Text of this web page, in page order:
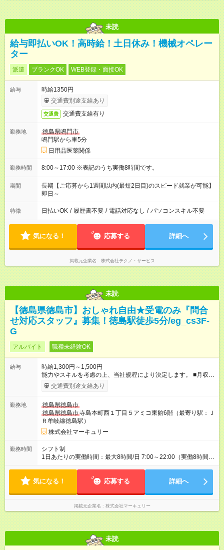
未読
給与即払いOK！高時給！土日休み！機械オペレー
ター
派遣 ブランクOK WEB登録・面接OK
給与
時給1350円
交通費別途支給あり
交通費 交通費支給有り
勤務地
徳島県鳴門市
鳴門駅から車5分
日用品医薬関係
勤務時間 8:00～17:00 ※表記のうち実働8時間です。
期間
長期【ご応募から1週間以内(最短2日目)のスピード就業が可能】
即日～
特徴 日払いOK / 履歴書不要 / 電話対応なし / パソコンスキル不要
気になる！ 応募する 詳細へ
掲載元企業名 株式会社テクノ・サービス
未読
【徳島県徳島市】おしゃれ自由★受電のみ『問合
せ対応スタッフ』募集！徳島駅徒歩5分/eg_cs3F-
G
アルバイト 職種未経験OK
給与
時給1,300円～1,500円
能力やスキルを考慮の上、当社規程により決定します。 ■月収例
（22日勤務の場合） 時給1,300円×1日8時間＝228,800円 【試
用期間】試用期間あり 試用期間の長さ：3ヶ月 雇用形態、給与
交通費別途支給あり
勤務地
徳島県徳島市
徳島県徳島市寺島本町西１丁目５アミコ東館6階（最寄り駅：Ｊ
Ｒ牟岐線徳島駅）
株式会社マーキュリー
勤務時間
シフト制
1日あたりの実働時間：最大8時間/日 7:00～22:00（実働8時間／
休憩1時間） ■シフト例 7:00～16:00 10:00～19:00 13:00～
気になる！ 応募する 詳細へ
掲載元企業名 株式会社マーキュリー
未読